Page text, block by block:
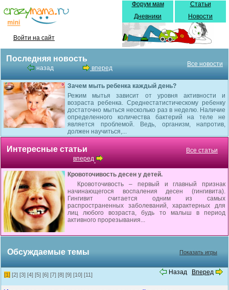
Войти на сайт
Форум мам
Дневники
Статьи
Новости
Последняя новость
назад вперед
Все новости
Зачем мыть ребенка каждый день?
Режим мытья зависит от уровня активности и
возраста ребенка. Среднестатистическому ребенку
достаточно мыться несколько раз в неделю. Наличие
определенного количества бактерий на теле не
является проблемой. Ведь, организм, напротив,
должен научиться,...
Интересные статьи
вперед
Все статьи
Кровоточивость десен у детей.
Кровоточивость – первый и главный признак
начинающегося воспаления десен (гингивита).
Гингивит считается одним из самых
распространенных заболеваний, характерных для
лиц любого возраста, будь то малыш в период
активного прорезывания...
Обсуждаемые темы Показать игры
Назад Вперед
[1] [2] [3] [4] [5] [6] [7] [8] [9] [10] [11]